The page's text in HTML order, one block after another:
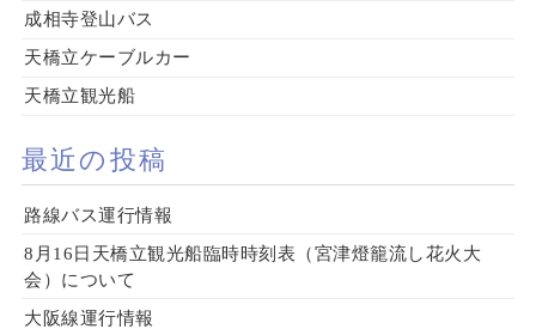
成相寺登山バス
天橋立ケーブルカー
天橋立観光船
最近の投稿
路線バス運行情報
8月16日天橋立観光船臨時時刻表（宮津燈籠流し花火大
会）について
大阪線運行情報